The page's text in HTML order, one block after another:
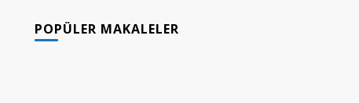
POPÜLER MAKALELER